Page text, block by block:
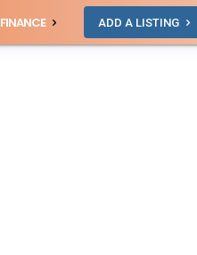
FINANCE ADD A LISTING